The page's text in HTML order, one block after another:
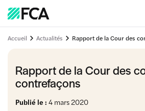
Accueil Actualités Rapport de la Cour des
Rapport de la Cour des
contrefaçons
Publié le : 4 mars 2020